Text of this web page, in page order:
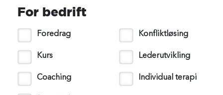
For bedrift
Foredrag Konfliktløsing
Kurs Lederutvikling
Coaching Individual terapi